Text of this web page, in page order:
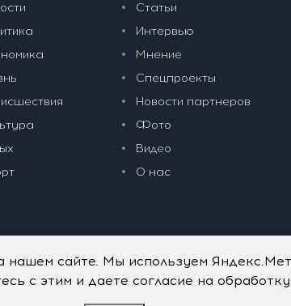
Статьи
Интервью
Мнение
Спецпроекты
Новости партнеров
Фото
Видео
О нас
сайте. Мы используем
с этим и даете согласие на